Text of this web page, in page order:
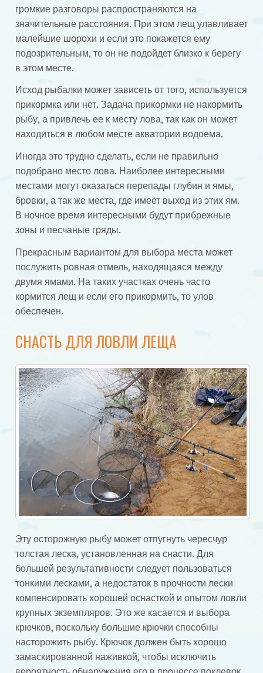
громкие разговоры распространяются на
значительные расстояния. При этом лещ улавливает
малейшие шорохи и если это покажется ему
подозрительным, то он не подойдет близко к берегу
в этом месте.
Исход рыбалки может зависеть от того, используется
прикормка или нет. Задача прикормки не накормить
рыбу, а привлечь ее к месту лова, так как он может
находиться в любом месте акватории водоема.
Иногда это трудно сделать, если не правильно
подобрано место лова. Наиболее интересными
местами могут оказаться перепады глубин и ямы,
бровки, а так же места, где имеет выход из этих ям.
В ночное время интересными будут прибрежные
зоны и песчаные гряды.
Прекрасным вариантом для выбора места может
послужить ровная отмель, находящаяся между
двумя ямами. На таких участках очень часто
кормится лещ и если его прикормить, то улов
обеспечен.
СНАСТЬ ДЛЯ ЛОВЛИ ЛЕЩА
Эту осторожную рыбу может отпугнуть чересчур
толстая леска, установленная на снасти. Для
большей результативности следует пользоваться
тонкими лесками, а недостаток в прочности лески
компенсировать хорошей оснасткой и опытом ловли
крупных экземпляров. Это же касается и выбора
крючков, поскольку большие крючки способны
насторожить рыбу. Крючок должен быть хорошо
замаскированной наживкой, чтобы исключить